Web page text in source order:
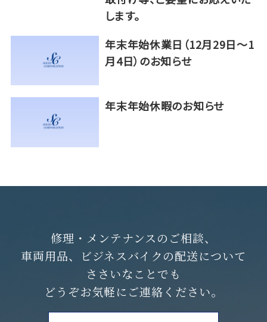
します。
年末年始休業日（12月29日～1
月4日）のお知らせ
年末年始休暇のお知らせ
修理・メンテナンスのご相談、
車両用品、ビジネスバイクの配送について
ささいなことでも
どうぞお気軽にご連絡ください。